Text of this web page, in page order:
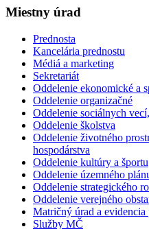
Miestny úrad
Prednosta
Kancelária prednostu
Médiá a marketing
Sekretariát
Oddelenie ekonomické a
Oddelenie organizačné
Oddelenie sociálnych
Oddelenie školstva
Oddelenie životného
hospodárstva
Oddelenie kultúry a športu
Oddelenie územného
Oddelenie strategického
Oddelenie verejného
Matričný úrad a
Služby MČ